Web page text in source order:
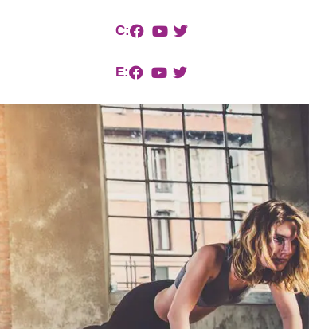
C:
E: